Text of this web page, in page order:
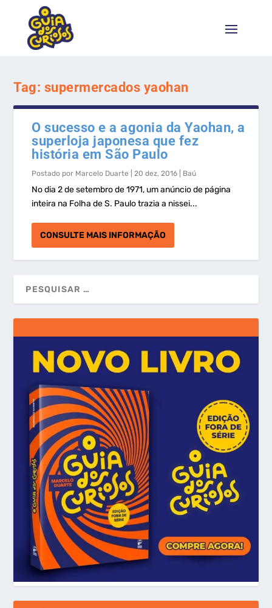
Tag: supermercados yaohan
O sucesso e a agonia da Yaohan, a
superloja japonesa que fez
história em São Paulo
Postado por Marcelo Duarte |20 dez, 2016 Baú
No dia 2 de setembro de 1971, um anúncio de página
inteira na Folha de S. Paulo trazia a nissei...
CONSULTE MAIS INFORMAÇÃO